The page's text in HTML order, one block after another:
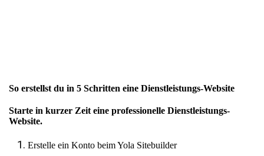
So erstellst du in 5 Schritten eine Dienstleistungs-Website
Starte in kurzer Zeit eine professionelle Dienstleistungs-
Website.
Erstelle ein Konto beim Yola Sitebuilder